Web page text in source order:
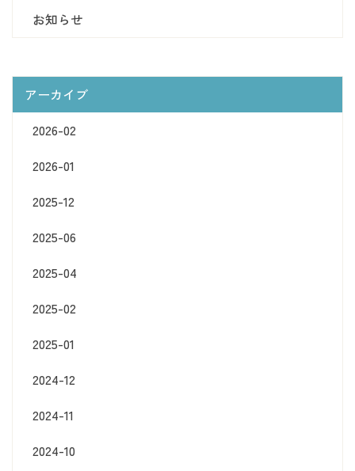
お知らせ
アーカイブ
2026-02
2026-01
2025-12
2025-06
2025-04
2025-02
2025-01
2024-12
2024-11
2024-10